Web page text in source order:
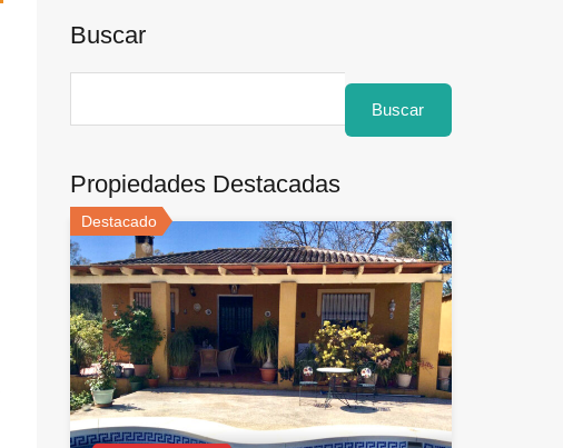
Buscar
Buscar:
Propiedades Destacadas
Destacado